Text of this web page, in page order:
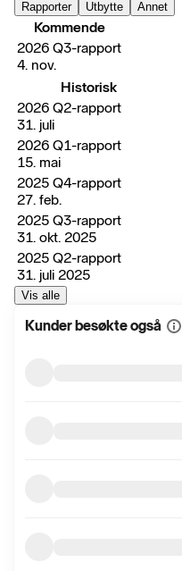
Rapporter Utbytte Annet
Kommende
2026 Q3-rapport
4. nov.
Historisk
2026 Q2-rapport
31. juli
2026 Q1-rapport
15. mai
2025 Q4-rapport
27. feb.
2025 Q3-rapport
31. okt. 2025
2025 Q2-rapport
31. juli 2025
Vis alle
Kunder besøkte også Vis